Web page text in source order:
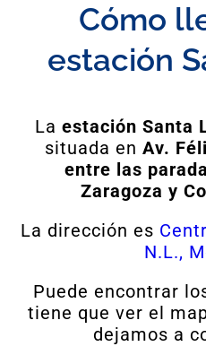
Cómo
estación
La estación Santa
situada en Av.
entre las
Zaragoza y
La dirección es
N.L.,
Puede encontrar
tiene que ver el
dejamos a